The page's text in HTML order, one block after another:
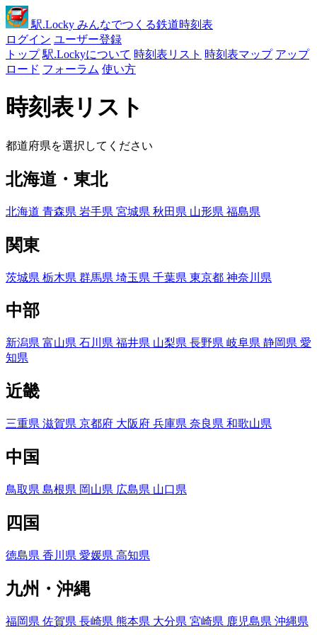
駅.Locky みんなでつくる鉄道時刻表
ログイン ユーザー登録
トップ 駅.Lockyについて 時刻表リスト 時刻表マップ アップ
ロード フォーラム 使い方
時刻表リスト
都道府県を選択してください
北海道・東北
北海道 青森県 岩手県 宮城県 秋田県 山形県 福島県
関東
茨城県 栃木県 群馬県 埼玉県 千葉県 東京都 神奈川県
中部
新潟県 富山県 石川県 福井県 山梨県 長野県 岐阜県 静岡県 愛
知県
近畿
三重県 滋賀県 京都府 大阪府 兵庫県 奈良県 和歌山県
中国
鳥取県 島根県 岡山県 広島県 山口県
四国
徳島県 香川県 愛媛県 高知県
九州・沖縄
福岡県 佐賀県 長崎県 熊本県 大分県 宮崎県 鹿児島県 沖縄県